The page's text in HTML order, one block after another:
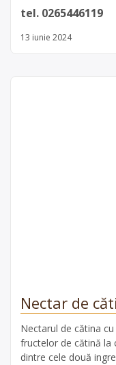
tel. 0265446119
13 iunie 2024
Nectar de
Nectarul de cătina
fructelor de cătină la
dintre cele două